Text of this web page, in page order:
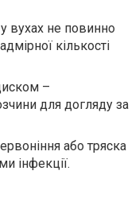
вухах не повинно
кількості
–
для догляду за
або тряска
інфекції.